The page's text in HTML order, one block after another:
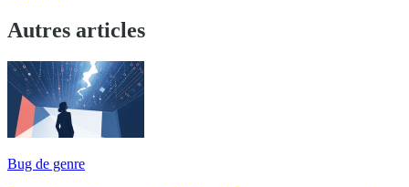
Autres articles
Bug de genre